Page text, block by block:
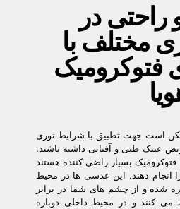
در
مختلف با
است جهت تطبیق با شرایط نوری
عینک طبی و آفتابی داشته باشند.
بسیار راضی کننده هستند
انجام دهند. این عدسی ها در محیط
شده و از چشم های شما در برابر
کنند و در محیط داخلی دوباره